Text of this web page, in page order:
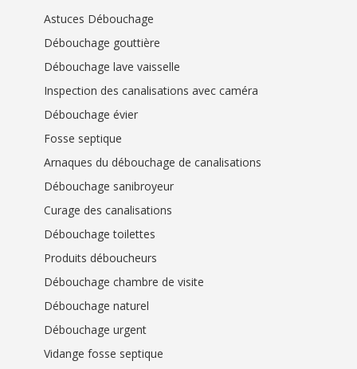
Astuces Débouchage
Débouchage gouttière
Débouchage lave vaisselle
Inspection des canalisations avec caméra
Débouchage évier
Fosse septique
Arnaques du débouchage de canalisations
Débouchage sanibroyeur
Curage des canalisations
Débouchage toilettes
Produits déboucheurs
Débouchage chambre de visite
Débouchage naturel
Débouchage urgent
Vidange fosse septique